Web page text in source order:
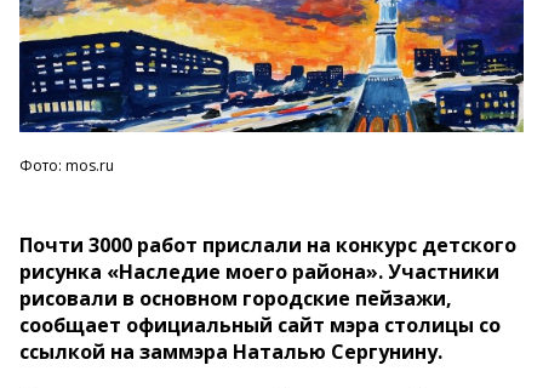
Фото: mos.ru
Почти 3000 работ прислали на конкурс детского
рисунка «Наследие моего района». Участники
рисовали в основном городские пейзажи,
сообщает официальный сайт мэра столицы со
ссылкой на заммэра Наталью Сергунину.